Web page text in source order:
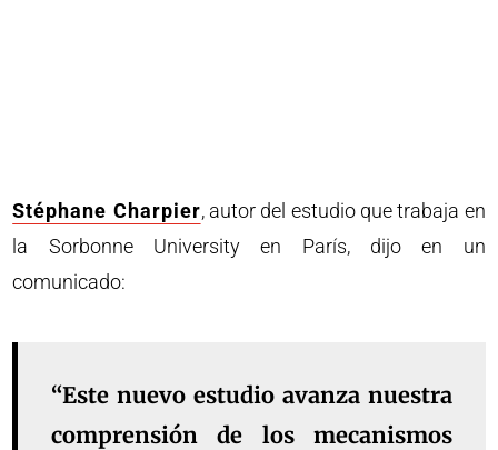
Stéphane Charpier, autor del estudio que trabaja en
la Sorbonne University en París, dijo en un
comunicado:
“Este nuevo estudio avanza nuestra
comprensión de los mecanismos